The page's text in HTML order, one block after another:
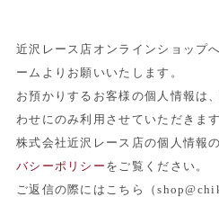
近沢レース店オンラインショップ
ームよりお願いいたします。
お預かりするお客様の個人情報は
わせにのみ利用させていただきます
株式会社近沢レース店の個人情報
バシーポリシー をご覧ください。
ご返信の際にはこちら（